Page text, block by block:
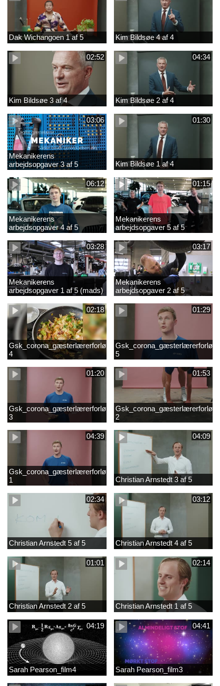
Dak Wichangoen 1 af 5 Kim Bildsøe 4 af 4
02:52
Kim Bildsøe 3 af 4
04:34
Kim Bildsøe 2 af 4
03:06
Mekanikerens
arbejdsopgaver 3 af 5
(lærepladssøgning)
01:30
Kim Bildsøe 1 af 4
06:12
Mekanikerens
arbejdsopgaver 4 af 5
(Frederik Vesti)
01:15
Mekanikerens
arbejdsopgaver 5 af 5
(Frederik Vesti)
03:28
Mekanikerens
arbejdsopgaver 1 af 5 (mads)
03:17
Mekanikerens
arbejdsopgaver 2 af 5
(magnus)
02:18
Gsk_corona_gæsterlærerforløb_Axelsen_del
4
01:29
5
01:20
Gsk_corona_gæsterlærerforløb_Axelsen_del
3
01:53
2
04:39
Gsk_corona_gæsterlærerforløb_Axelsen_del
1
04:09
Christian Arnstedt 3 af 5
02:34
Christian Arnstedt 5 af 5
03:12
Christian Arnstedt 4 af 5
01:01
Christian Arnstedt 2 af 5
02:14
Christian Arnstedt 1 af 5
04:19
Sarah Pearson_film4
04:41
Sarah Pearson_film3